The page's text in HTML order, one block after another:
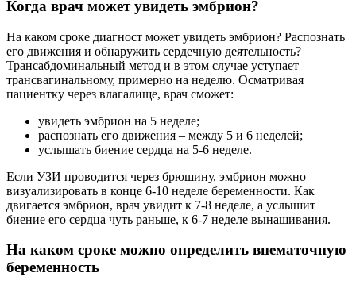
Когда врач может увидеть эмбрион?
На каком сроке диагност может увидеть эмбрион? Распознать
его движения и обнаружить сердечную деятельность?
Трансабдоминальный метод и в этом случае уступает
трансвагинальному, примерно на неделю. Осматривая
пациентку через влагалище, врач сможет:
увидеть эмбрион на 5 неделе;
распознать его движения – между 5 и 6 неделей;
услышать биение сердца на 5-6 неделе.
Если УЗИ проводится через брюшину, эмбрион можно
визуализировать в конце 6-10 неделе беременности. Как
двигается эмбрион, врач увидит к 7-8 неделе, а услышит
биение его сердца чуть раньше, к 6-7 неделе вынашивания.
На каком сроке можно определить внематочную
беременность